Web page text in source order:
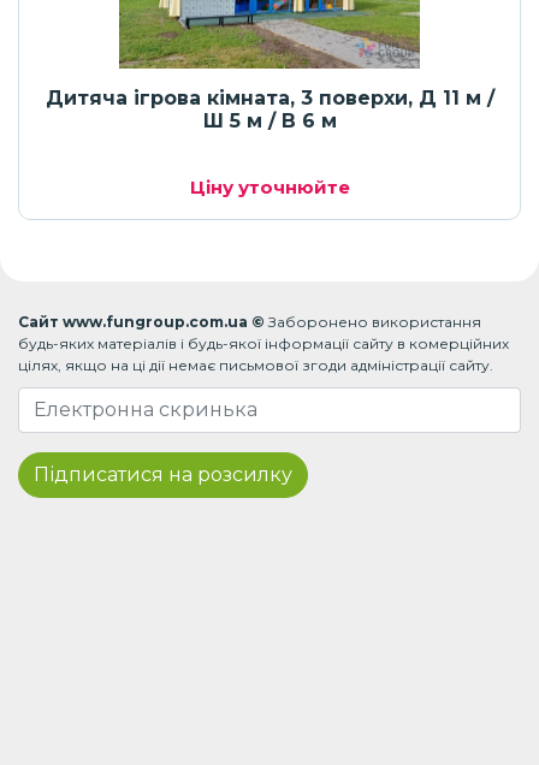
Дитяча ігрова кімната, 3 поверхи, Д 11 м /
Ш 5 м / В 6 м
Ціну уточнюйте
Сайт www.fungroup.com.ua ©Заборонено використання
будь-яких матеріалів і будь-якої інформації сайту в комерційних
цілях, якщо на ці дії немає письмової згоди адміністрації сайту.
Підписатися на розсилку